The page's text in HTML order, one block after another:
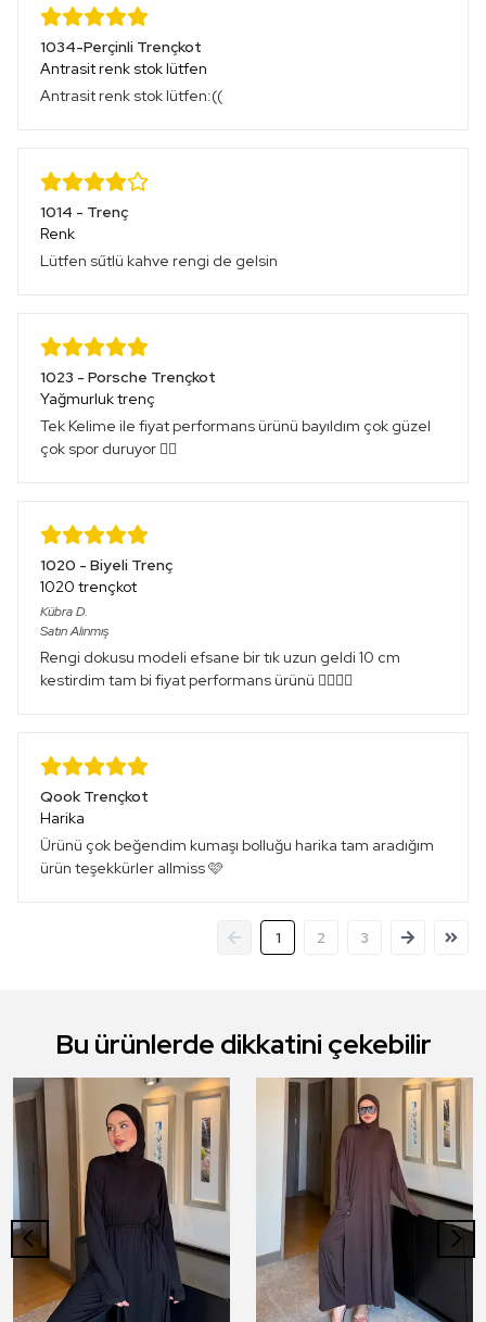
1034-Perçinli Trençkot
Antrasit renk stok lütfen
Antrasit renk stok lütfen:((
1014 - Trenç
Renk
Lütfen sűtlü kahve rengi de gelsin
1023 - Porsche Trençkot
Yağmurluk trenç
Tek Kelime ile fiyat performans ürünü bayıldım çok güzel
çok spor duruyor 👍🏻
1020 - Biyeli Trenç
1020 trençkot
KübraD.
Satın Alınmış
Rengi dokusu modeli efsane bir tık uzun geldi 10 cm
kestirdim tam bi fiyat performans ürünü 👌🏻👌🏻
Qook Trençkot
Harika
Ürünü çok beğendim kumaşı bolluğu harika tam aradığım
ürün teşekkürler allmiss 🩷
1 2 3
Bu ürünlerde dikkatini çekebilir